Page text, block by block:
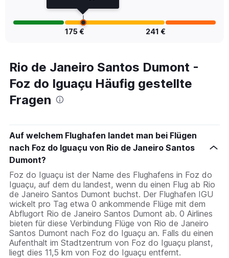
175 € 241 €
Rio de Janeiro Santos Dumont -
Foz do Iguaçu Häufig gestellte
Fragen
Auf welchem Flughafen landet man bei Flügen
nach Foz do Iguaçu von Rio de Janeiro Santos
Dumont?
Foz do Iguaçu ist der Name des Flughafens in Foz do
Iguaçu, auf dem du landest, wenn du einen Flug ab Rio
de Janeiro Santos Dumont buchst. Der Flughafen IGU
wickelt pro Tag etwa 0 ankommende Flüge mit dem
Abflugort Rio de Janeiro Santos Dumont ab. 0 Airlines
bieten für diese Verbindung Flüge von Rio de Janeiro
Santos Dumont nach Foz do Iguaçu an. Falls du einen
Aufenthalt im Stadtzentrum von Foz do Iguaçu planst,
liegt dies 11,5 km von Foz do Iguaçu entfernt.